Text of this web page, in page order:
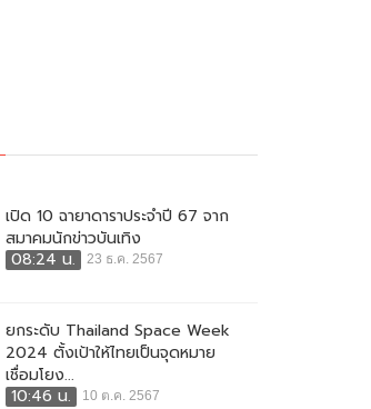
เปิด 10 ฉายาดาราประจำปี 67 จาก
สมาคมนักข่าวบันเทิง
08:24 น.
23 ธ.ค. 2567
ยกระดับ Thailand Space Week
2024 ตั้งเป้าให้ไทยเป็นจุดหมาย
เชื่อมโยง...
10:46 น.
10 ต.ค. 2567